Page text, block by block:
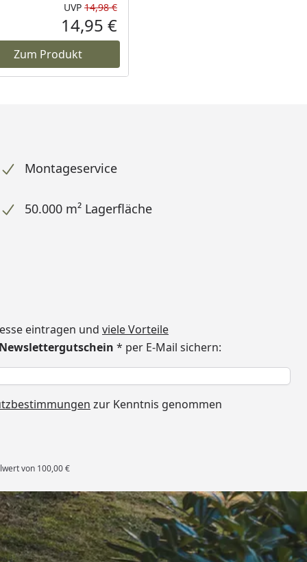
Ursprünglicher Preis
UVP 14,98 €
Aktueller Preis
14,95 €
Zum Produkt
Montageservice
50.000 m² Lagerfläche
eintragen und viele Vorteile
* per E-Mail sichern:
zur Kenntnis genommen
von 100,00 €